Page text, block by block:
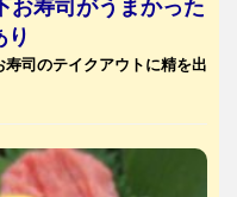
お寿司がうまかった
り
司のテイクアウトに精を出